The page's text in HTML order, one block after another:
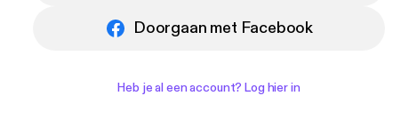
Doorgaan met Facebook
Heb je al een account? Log hier in